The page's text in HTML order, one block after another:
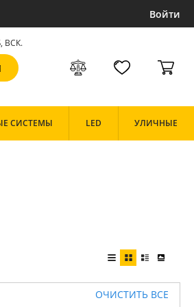
Войти
ВСК.
СИСТЕМЫ LED УЛИЧНЫЕ
ОЧИСТИТЬ ВСЕ